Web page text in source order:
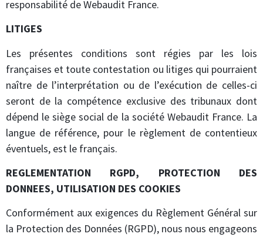
responsabilité de Webaudit France.
LITIGES
Les présentes conditions sont régies par les lois
françaises et toute contestation ou litiges qui pourraient
naître de l’interprétation ou de l’exécution de celles-ci
seront de la compétence exclusive des tribunaux dont
dépend le siège social de la société Webaudit France. La
langue de référence, pour le règlement de contentieux
éventuels, est le français.
REGLEMENTATION RGPD, PROTECTION DES
DONNEES, UTILISATION DES COOKIES
Conformément aux exigences du Règlement Général sur
la Protection des Données (RGPD), nous nous engageons